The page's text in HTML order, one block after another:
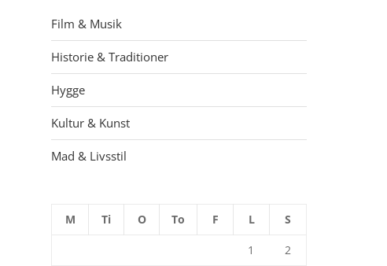
Film & Musik
Historie & Traditioner
Hygge
Kultur & Kunst
Mad & Livsstil
M Ti O To F L S
1 2